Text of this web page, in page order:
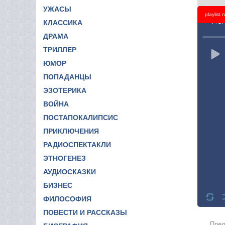
УЖАСЫ
КЛАССИКА
ДРАМА
ТРИЛЛЕР
ЮМОР
ПОПАДАНЦЫ
ЭЗОТЕРИКА
ВОЙНА
ПОСТАПОКАЛИПСИС
ПРИКЛЮЧЕНИЯ
РАДИОСПЕКТАКЛИ
ЭТНОГЕНЕЗ
АУДИОСКАЗКИ
БИЗНЕС
ФИЛОСОФИЯ
ПОВЕСТИ И РАССКАЗЫ
playlist